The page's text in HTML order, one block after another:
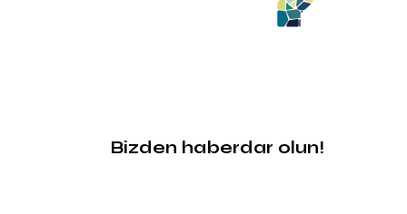
Bizden haberdar olun!